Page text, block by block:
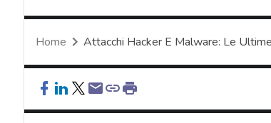
Home Attacchi Hacker E Malware: Le